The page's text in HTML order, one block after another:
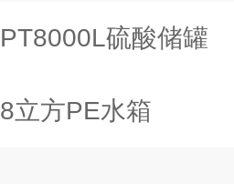
PT8000L硫酸储罐
8立方PE水箱